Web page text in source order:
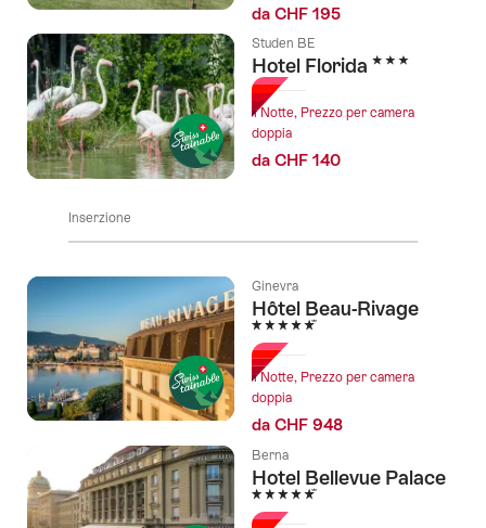
da CHF 195
Studen BE
Hotel Florida 3 Stelle
1 Notte, Prezzo per camera
doppia
da CHF 140
Inserzione
Ginevra
Hôtel Beau-Rivage
5 Stelle
1 Notte, Prezzo per camera
doppia
da CHF 948
Berna
Hotel Bellevue Palace
5 Stelle